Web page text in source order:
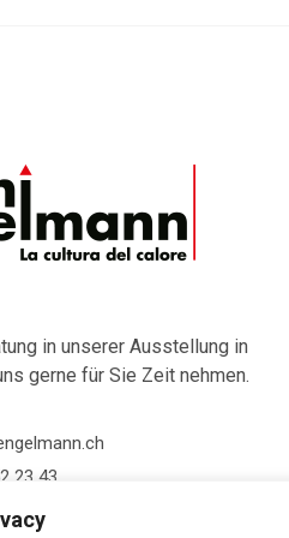
in unserer Ausstellung in
gerne für Sie Zeit nehmen.
23 43